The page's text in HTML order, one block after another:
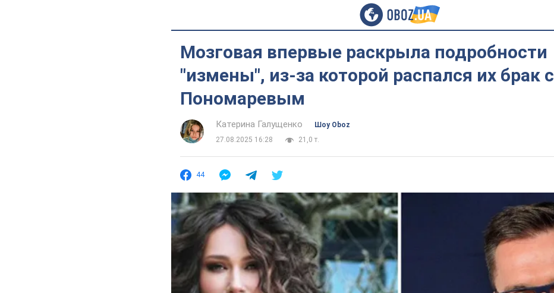
Мозговая впервые раскрыла подробности
"измены", из-за которой распался их брак с
Пономаревым
Катерина Галущенко
Шоу Oboz
27.08.2025 16:28
21,0 т.
44